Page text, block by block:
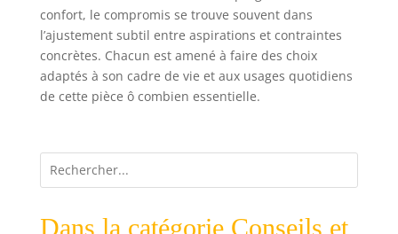
confort, le compromis se trouve souvent dans
l’ajustement subtil entre aspirations et contraintes
concrètes. Chacun est amené à faire des choix
adaptés à son cadre de vie et aux usages quotidiens
de cette pièce ô combien essentielle.
Dans la catégorie Conseils et